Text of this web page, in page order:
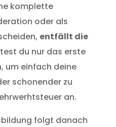
komplette
oder als
entfällt die
du nur das erste
um einfach deine
schonender zu
an.
folgt danach